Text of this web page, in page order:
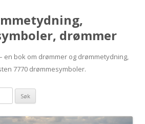
drømmer
en bok om drømmer og drømmetydning,
7770 drømmesymboler.
Skip
content